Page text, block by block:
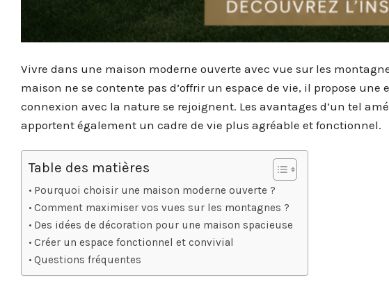
Vivre dans une maison moderne ouverte avec vue sur les
maison ne se contente pas d’offrir un espace de vie, il propose
connexion avec la nature se rejoignent. Les avantages d’un tel
apportent également un cadre de vie plus agréable et fonctionnel.
Table des matières
Pourquoi choisir une maison moderne ouverte ?
Comment maximiser vos vues sur les montagnes ?
Des idées de décoration pour une maison spacieuse
Créer un espace fonctionnel et convivial
Questions fréquentes